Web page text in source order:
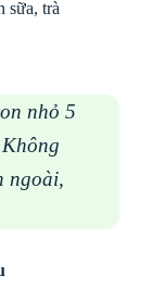
sữa, trà
nhỏ 5
ngoài,